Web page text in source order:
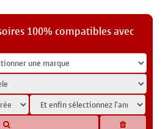
100% compatibles avec